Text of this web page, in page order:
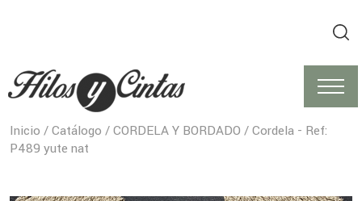
Inicio /Catálogo /CORDELA Y BORDADO / Cordela - Ref:
P489 yute nat